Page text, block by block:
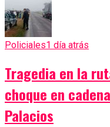
Policiales1 día atrás
Tragedia en la
choque en
Palacios